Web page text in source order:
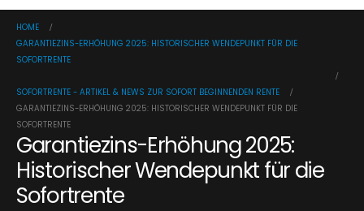
HOME
GARANTIEZINS-ERHÖHUNG 2025: HISTORISCHER WENDEPUNKT FÜR DIE
SOFORTRENTE
SOFORTRENTE - ARTIKEL & NEWS ZUR SOFORT BEGINNENDEN RENTE
GARANTIEZINS-ERHÖHUNG 2025: HISTORISCHER WENDEPUNKT FÜR DIE
SOFORTRENTE
Garantiezins-Erhöhung 2025:
Historischer Wendepunkt für die
Sofortrente